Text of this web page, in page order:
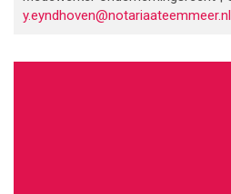
y.eyndhoven@notariaateemmeer.nl